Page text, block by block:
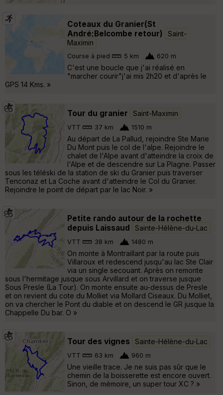
Coteaux du Granier(St
André;Belcombe retour)
Saint-
Maximin
Course à pied 5 km 620 m
C'est une boucle que j'ai réalisé en
"marcher courir"j'ai mis 2h20 et d'après le
GPS 14 Kms. »
Tour du granier Saint-Maximin
VTT 37 km 1510 m
Au départ de La Pallud, rejoindre Ste Marie
Du Mont puis le col de l'alpe. Rejoindre le
chalet de l'Alpe avant d'atteindre la croix de
l'Alpe et de descendre sur La Plagne. Passer
sous les téléski de la station de ski du Granier puis traverser
Tenconaz et La Coche avant d'atteindre le Col du Granier.
Rejoindre le point de départ par le lac Noir. »
Petite rando autour de la rochette
depuis Laissaud
Sainte-Hélène-du-Lac
VTT 38 km 1480 m
On monte à Montraillant par la route puis
Villaroux et redescend jusqu'au lac Ste Clair
via un single secouant. Après on remonte
sous l'hermitage jusque sous Arvillard et on traverse jusque
Sous Presle (La Tour). On monte ensuite au-dessus de Presle
et on revient du cote du Molliet via Mollard Ciseaux. Du Molliet,
on va chercher le Pont du diable et on descend le GR jusque la
Chappelle Du bar. O »
Tour des vignes Sainte-Hélène-du-Lac
VTT 63 km 960 m
Une vieille trace. Je ne suis pas sûr que le
chemin de la boisserette est encore ouvert.
Sinon, de mémoire, un super tour XC ? »